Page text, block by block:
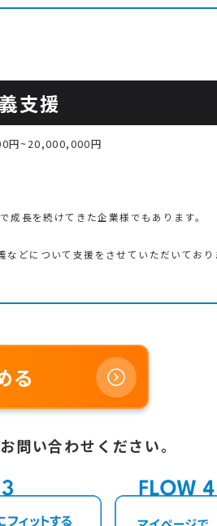
支援
円~20,000,000円
長を続けてきた企業様でもあります。
どについて支援をさせていただいており
る
問い合わせください。